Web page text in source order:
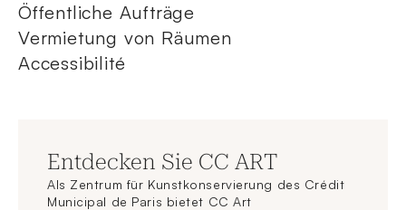
Öffentliche Aufträge
Vermietung von Räumen
Accessibilité
Entdecken Sie CC ART
Als Zentrum für Kunstkonservierung des Crédit
Municipal de Paris bietet CC Art